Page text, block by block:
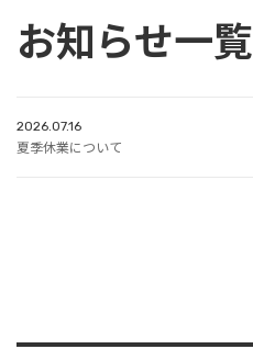
お知らせ一覧
2026.07.16
夏季休業について